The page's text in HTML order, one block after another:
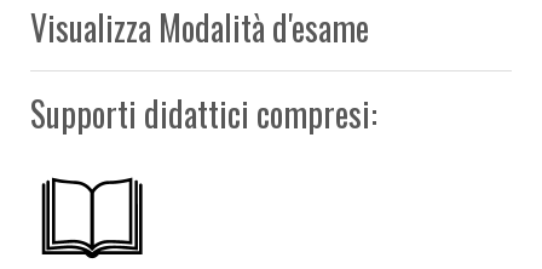
Visualizza Modalità d'esame
Supporti didattici compresi: